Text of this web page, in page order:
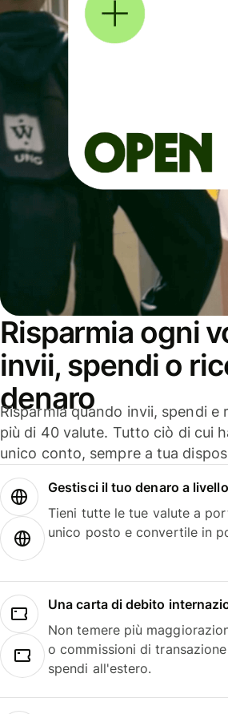
Risparmia ogni
invii, spendi o
denaro
Risparmia quando invii, spendi e
più di 40 valute. Tutto ciò di cui
unico conto, sempre a tua
Gestisci il tuo denaro a
Tieni tutte le tue valute a
unico posto e convertile in
Una carta di debito
Non temere più
o commissioni di
spendi all'estero.